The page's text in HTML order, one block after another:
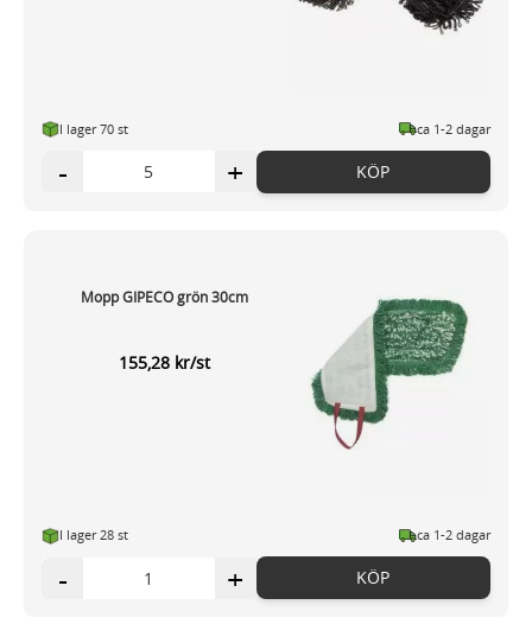
I lager 70 st ca 1-2 dagar
- + KÖP
Mopp GIPECO grön 30cm
155,28 kr/st
I lager 28 st ca 1-2 dagar
- + KÖP